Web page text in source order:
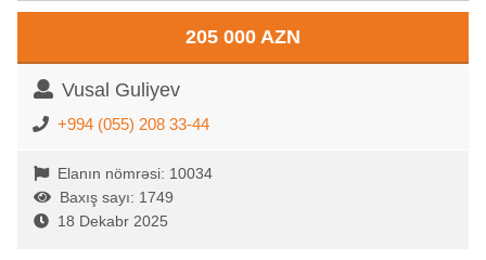
205 000 AZN
Vusal Guliyev
+994 (055) 208 33-44
Elanın nömrəsi: 10034
Baxış sayı: 1749
18 Dekabr 2025